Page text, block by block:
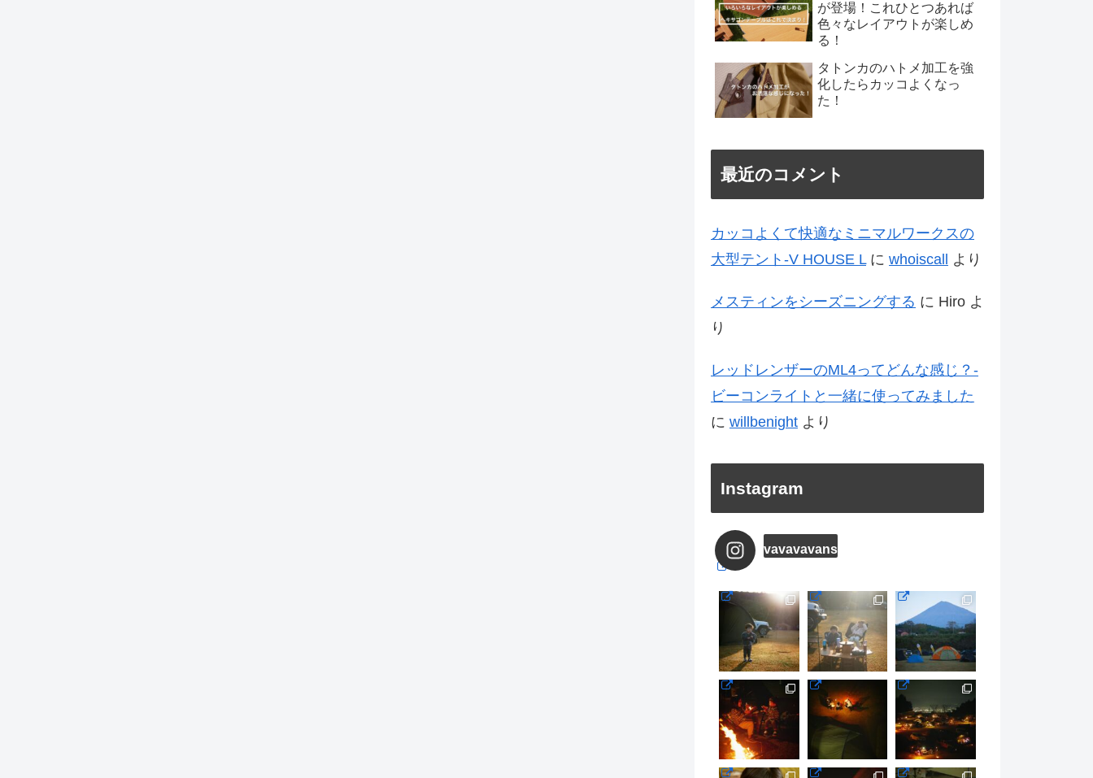
が登場！これひとつあれば
色々なレイアウトが楽しめ
る！
タトンカのハトメ加工を強
化したらカッコよくなっ
た！
最近のコメント
カッコよくて快適なミニマルワークスの
大型テント-V HOUSE Lに whoiscall より
メスティンをシーズニングする に Hiro よ
り
レッドレンザーのML4ってどんな感じ？-
ビーコンライトと一緒に使ってみました
に willbenight より
Instagram
vavavavans